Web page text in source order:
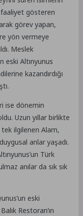
faaliyet gösteren
görev yapan,
yön vermeye
Meslek
eski Altınyunus
kazandırdığı
ise dönemin
Uzun yıllar birlikte
tek ilgilenen Alam,
anlar yaşadı.
Türk
anılar da sık sık
eski
Restoran’ın